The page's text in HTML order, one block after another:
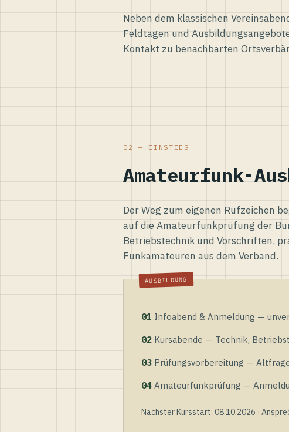
Neben dem klassischen
Feldtagen und
Kontakt zu benachbarten
02 — EINSTIEG
Amateurfunk-
Der Weg zum eigenen Rufzeichen
auf die Amateurfunkprüfung der
Betriebstechnik und Vorschriften,
Funkamateuren aus dem Verband.
01 Infoabend & Anmeldung —
02 Kursabende — Technik,
03 Prüfungsvorbereitung —
04 Amateurfunkprüfung —
Nächster Kursstart: 08.10.2026 ·